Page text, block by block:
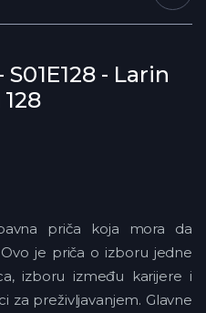
- Larin
priča koja mora da
je priča o izboru jedne
izboru između karijere i
za preživljavanjem. Glavne